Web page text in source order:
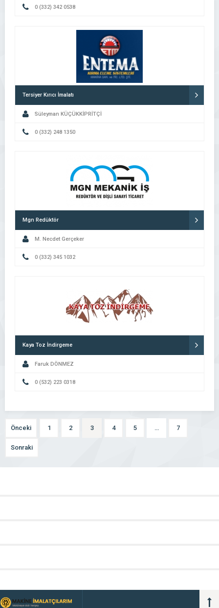
0 (332) 342 0538
Tersiyer Kırıcı İmalatı
Süleyman KÜÇÜKKİPRİTÇİ
0 (332) 248 1350
Mgn Redüktör
M. Necdet Gerçeker
0 (332) 345 1032
Kaya Toz İndirgeme
Faruk DÖNMEZ
0 (532) 223 0318
Önceki 1 2 3 4 5 … 7
Sonraki